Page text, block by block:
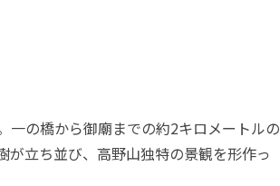
一の橋から御廟までの約2キロメートルの
立ち並び、高野山独特の景観を形作っ